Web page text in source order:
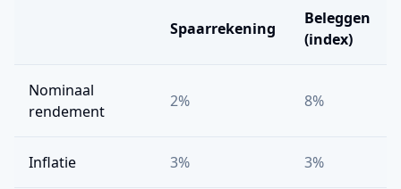
Spaarrekening
Beleggen
(index)
Nominaal
rendement
2% 8%
Inflatie 3% 3%